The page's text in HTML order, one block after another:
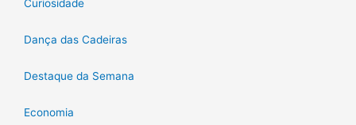
Curiosidade
Dança das Cadeiras
Destaque da Semana
Economia